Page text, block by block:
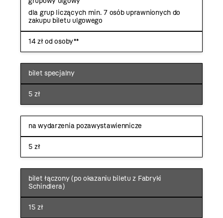
dla grup liczących min. 7 osób uprawnionych do
zakupu biletu ulgowego
14 zł od osoby**
bilet specjalny
5 zł
na wydarzenia pozawystawiennicze
5 zł
bilet łączony (po okazaniu biletu z Fabryki
Schindlera)
15 zł